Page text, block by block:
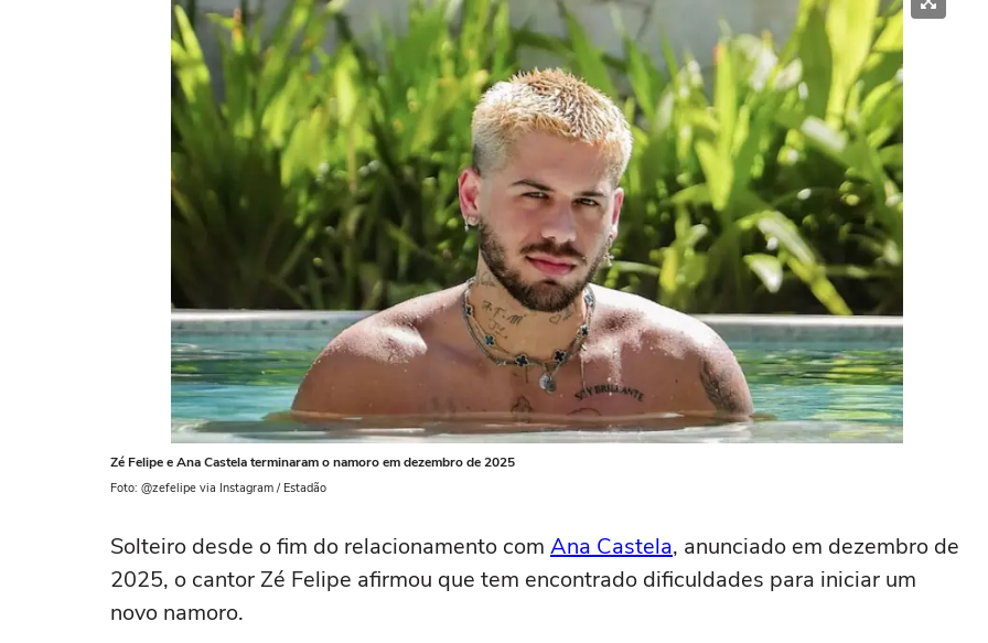
Zé Felipe e Ana Castela terminaram o namoro em dezembro de 2025
Foto: @zefelipe via Instagram / Estadão
Solteiro desde o fim do relacionamento com Ana Castela, anunciado em dezembro de
2025, o cantor Zé Felipe afirmou que tem encontrado dificuldades para iniciar um
novo namoro.